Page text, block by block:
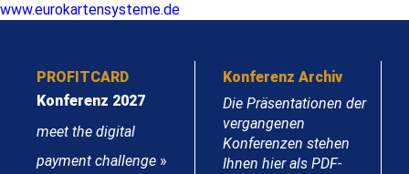
www.eurokartensysteme.de
PROFITCARD
Konferenz 2027
meet the digital
payment challenge »
Konferenz Archiv
Die Präsentationen der
vergangenen
Konferenzen stehen
Ihnen hier als PDF-